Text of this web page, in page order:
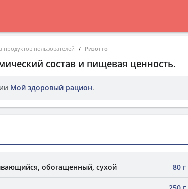
продуктов пользователей Ризотто
состав и пищевая ценность.
Мой здоровый рацион.
обогащенный, сухой 80 г